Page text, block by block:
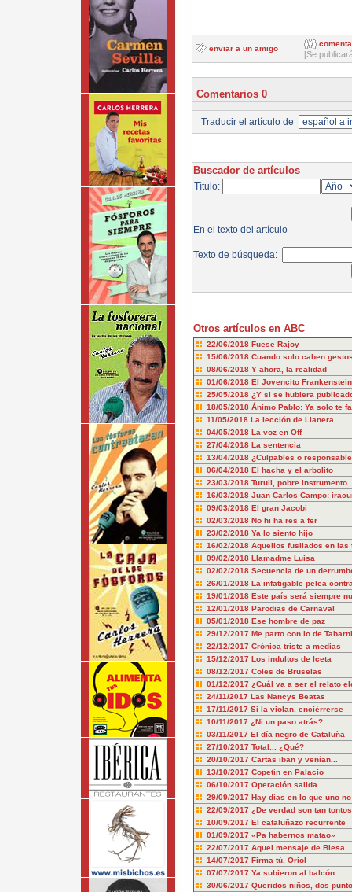
enviar a un amigo
[Se
Comentarios 0
Traducir el artículo de
Buscador de artículos
Título:
En el texto del artículo
Texto de búsqueda:
Otros artículos en ABC
22/06/2018 Fuese Rajoy
15/06/2018 Cuando solo caben
08/06/2018 Y ahora, la realidad
01/06/2018 El Jovencito Frankenstein
25/05/2018 ¿Y si se hubiera
18/05/2018 Ánimo Pablo: Ya solo te
11/05/2018 La lección de Llanera
04/05/2018 La voz en Off
27/04/2018 La sentencia
13/04/2018 ¿Culpables o
06/04/2018 El hacha y el arbolito
23/03/2018 Turull, pobre instrumento
16/03/2018 Juan Carlos Campo:
09/03/2018 El gran Jacobi
02/03/2018 No hi ha res a fer
23/02/2018 Ya lo siento hijo
16/02/2018 Aquellos fusilados en las
09/02/2018 Llamadme Luisa
02/02/2018 Secuencia de un
26/01/2018 La infatigable pelea
19/01/2018 Este país será siempre
12/01/2018 Parodias de Carnaval
05/01/2018 Ese hombre de paz
29/12/2017 Me parto con lo de
22/12/2017 Crónica triste a medias
15/12/2017 Los indultos de Iceta
08/12/2017 Coles de Bruselas
01/12/2017 ¿Cuál va a ser el relato
24/11/2017 Las Nancys Beatas
17/11/2017 Si la violan, enciérrerse
10/11/2017 ¿Ni un paso atrás?
03/11/2017 El día negro de Cataluña
27/10/2017 Total... ¿Qué?
20/10/2017 Cartas iban y venían...
13/10/2017 Copetín en Palacio
06/10/2017 Operación salida
29/09/2017 Hay días en lo que uno
22/09/2017 ¿De verdad son tan
10/09/2017 El cataluñazo recurrente
01/09/2017 «Pa habernos matao»
22/07/2017 Aquel mensaje de Blesa
14/07/2017 Firma tú, Oriol
07/07/2017 Ya subieron al balcón
30/06/2017 Queridos niños, dos